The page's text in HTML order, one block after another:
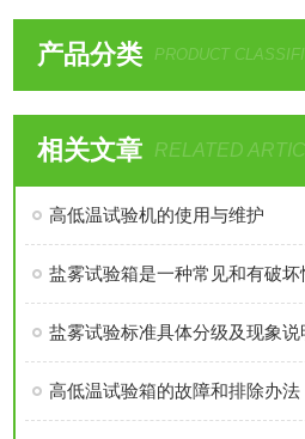
产品分类 PRODUCT
相关文章 RELATED
高低温试验机的使用与维护
盐雾试验箱是一种常见和有破
盐雾试验标准具体分级及现象说
高低温试验箱的故障和排除办法